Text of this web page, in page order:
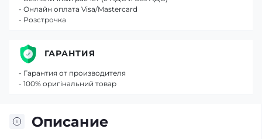
Описание
- Онлайн оплата Visa/Mastercard
- Розстрочка
ГАРАНТИЯ
- Гарантия от производителя
- 100% оригінальний товар